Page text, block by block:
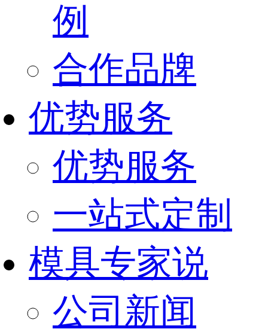
例
合作品牌
优势服务
优势服务
一站式定制
模具专家说
公司新闻